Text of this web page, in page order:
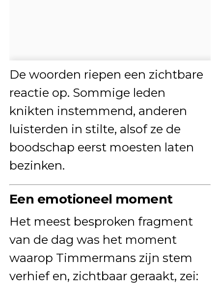
De woorden riepen een zichtbare
reactie op. Sommige leden
knikten instemmend, anderen
luisterden in stilte, alsof ze de
boodschap eerst moesten laten
bezinken.
Een emotioneel moment
Het meest besproken fragment
van de dag was het moment
waarop Timmermans zijn stem
verhief en, zichtbaar geraakt, zei: